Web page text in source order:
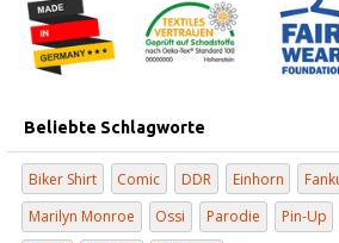
Beliebte Schlagworte
Biker Shirt Comic DDR Einhorn
Marilyn Monroe
Ossi Parodie Pin-Up